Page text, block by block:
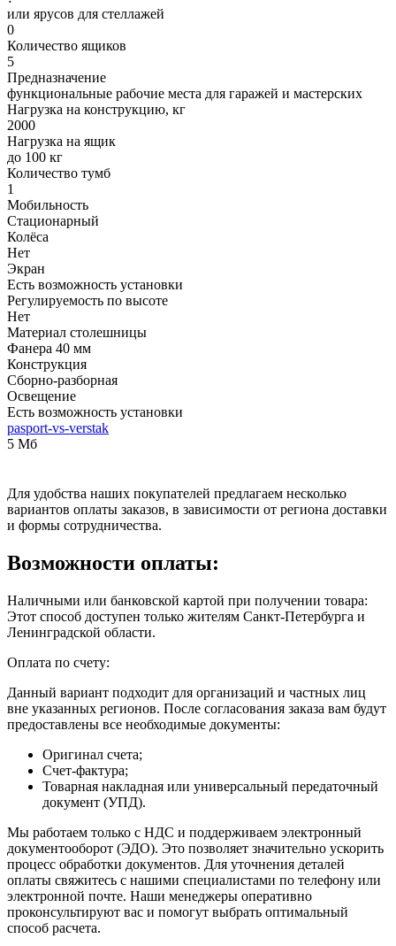
или ярусов для стеллажей
0
Количество ящиков
5
Предназначение
функциональные рабочие места для гаражей и мастерских
Нагрузка на конструкцию, кг
2000
Нагрузка на ящик
до 100 кг
Количество тумб
1
Мобильность
Стационарный
Колёса
Нет
Экран
Есть возможность установки
Регулируемость по высоте
Нет
Материал столешницы
Фанера 40 мм
Конструкция
Сборно-разборная
Освещение
Есть возможность установки
pasport-vs-verstak
5 Мб
Для удобства наших покупателей предлагаем несколько
вариантов оплаты заказов, в зависимости от региона доставки
и формы сотрудничества.
Возможности оплаты:
Наличными или банковской картой при получении товара:
Этот способ доступен только жителям Санкт-Петербурга и
Ленинградской области.
Оплата по счету:
Данный вариант подходит для организаций и частных лиц
вне указанных регионов. После согласования заказа вам будут
предоставлены все необходимые документы:
Оригинал счета;
Счет-фактура;
Товарная накладная или универсальный передаточный
документ (УПД).
Мы работаем только с НДС и поддерживаем электронный
документооборот (ЭДО). Это позволяет значительно ускорить
процесс обработки документов. Для уточнения деталей
оплаты свяжитесь с нашими специалистами по телефону или
электронной почте. Наши менеджеры оперативно
проконсультируют вас и помогут выбрать оптимальный
способ расчета.